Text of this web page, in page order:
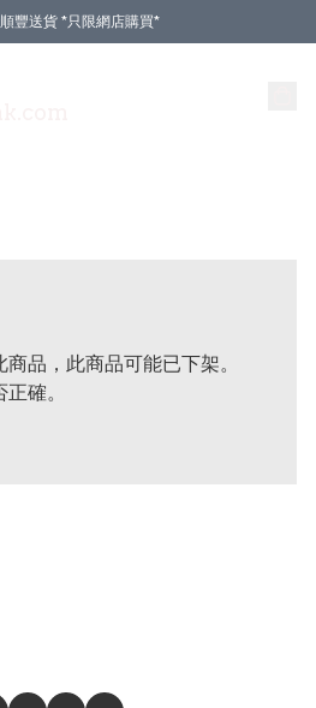
豐送貨 *只限網店購買*
品，此商品可能已下架。
確。